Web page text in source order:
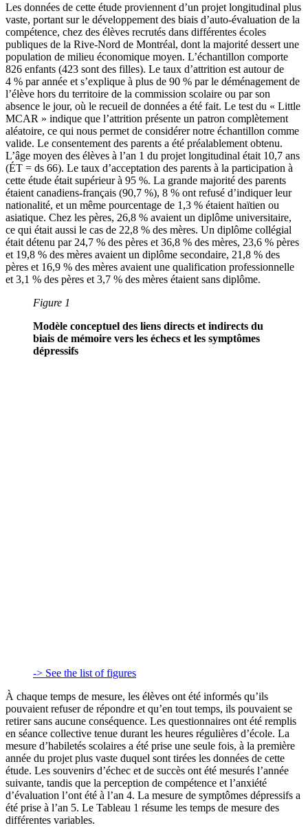
Les données de cette étude proviennent d’un projet longitudinal plus
vaste, portant sur le développement des biais d’auto-évaluation de la
compétence, chez des élèves recrutés dans différentes écoles
publiques de la Rive-Nord de Montréal, dont la majorité dessert une
population de milieu économique moyen. L’échantillon comporte
826 enfants (423 sont des filles). Le taux d’attrition est autour de
4 % par année et s’explique à plus de 90 % par le déménagement de
l’élève hors du territoire de la commission scolaire ou par son
absence le jour, où le recueil de données a été fait. Le test du « Little
MCAR » indique que l’attrition présente un patron complètement
aléatoire, ce qui nous permet de considérer notre échantillon comme
valide. Le consentement des parents a été préalablement obtenu.
L’âge moyen des élèves à l’an 1 du projet longitudinal était 10,7 ans
(ÉT = ds 66). Le taux d’acceptation des parents à la participation à
cette étude était supérieur à 95 %. La grande majorité des parents
étaient canadiens-français (90,7 %), 8 % ont refusé d’indiquer leur
nationalité, et un même pourcentage de 1,3 % étaient haïtien ou
asiatique. Chez les pères, 26,8 % avaient un diplôme universitaire,
ce qui était aussi le cas de 22,8 % des mères. Un diplôme collégial
était détenu par 24,7 % des pères et 36,8 % des mères, 23,6 % pères
et 19,8 % des mères avaient un diplôme secondaire, 21,8 % des
pères et 16,9 % des mères avaient une qualification professionnelle
et 3,1 % des pères et 3,7 % des mères étaient sans diplôme.
Figure 1
Modèle conceptuel des liens directs et indirects du
biais de mémoire vers les échecs et les symptômes
dépressifs
-> See the list of figures
À chaque temps de mesure, les élèves ont été informés qu’ils
pouvaient refuser de répondre et qu’en tout temps, ils pouvaient se
retirer sans aucune conséquence. Les questionnaires ont été remplis
en séance collective tenue durant les heures régulières d’école. La
mesure d’habiletés scolaires a été prise une seule fois, à la première
année du projet plus vaste duquel sont tirées les données de cette
étude. Les souvenirs d’échec et de succès ont été mesurés l’année
suivante, tandis que la perception de compétence et l’anxiété
d’évaluation l’ont été à l’an 4. La mesure de symptômes dépressifs a
été prise à l’an 5. Le Tableau 1 résume les temps de mesure des
différentes variables.